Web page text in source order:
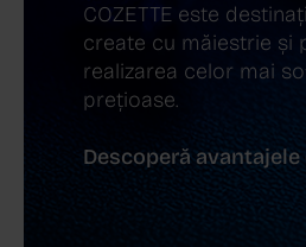
COZETTE este
create cu măiestrie și
realizarea celor mai
prețioase.
Descoperă avantajele